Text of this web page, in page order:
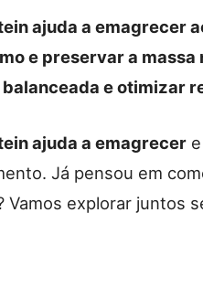
ajuda a emagrecer
e preservar a
e otimizar
ajuda a emagrecer
Já pensou em
Vamos explorar juntos